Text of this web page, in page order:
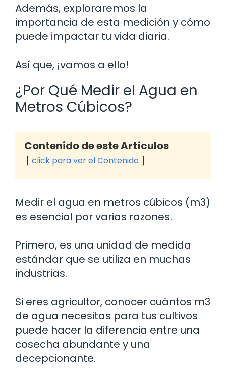
Además, exploraremos la
importancia de esta medición y cómo
puede impactar tu vida diaria.
Así que, ¡vamos a ello!
¿Por Qué Medir el Agua en
Metros Cúbicos?
Contenido de este Artículos
click para ver el Contenido
Medir el agua en metros cúbicos (m3)
es esencial por varias razones.
Primero, es una unidad de medida
estándar que se utiliza en muchas
industrias.
Si eres agricultor, conocer cuántos m3
de agua necesitas para tus cultivos
puede hacer la diferencia entre una
cosecha abundante y una
decepcionante.